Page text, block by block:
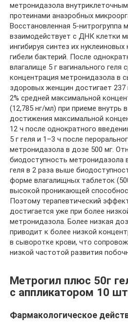
метронидазола
протеинами анаэробных
Восстановленная 5-нитрогруппа
взаимодействует с ДНК клетки
ингибируя синтез их
гибели бактерий. После
влагалище 5 г вагинального геля
концентрация метронидазола в
здоровых женщин достигает 237
2% средней максимальной
(12,785 нг/мл) при приеме внутрь
достижения максимальной
12 ч после однократного
5 г геля и 1–3 ч после
метронидазола в дозе 500 мг.
биодоступность метронидазола
геля в 2 раза выше
форме влагалищных таблеток
высокой проникающей
Поэтому терапевтический
достигается уже при более
метронидазола. Более низкая
приводит к более низкой
в сыворотке крови, что
низкой частотой развития
Метрогил плюс 50г
с аппликатором 10
Фармакологическое